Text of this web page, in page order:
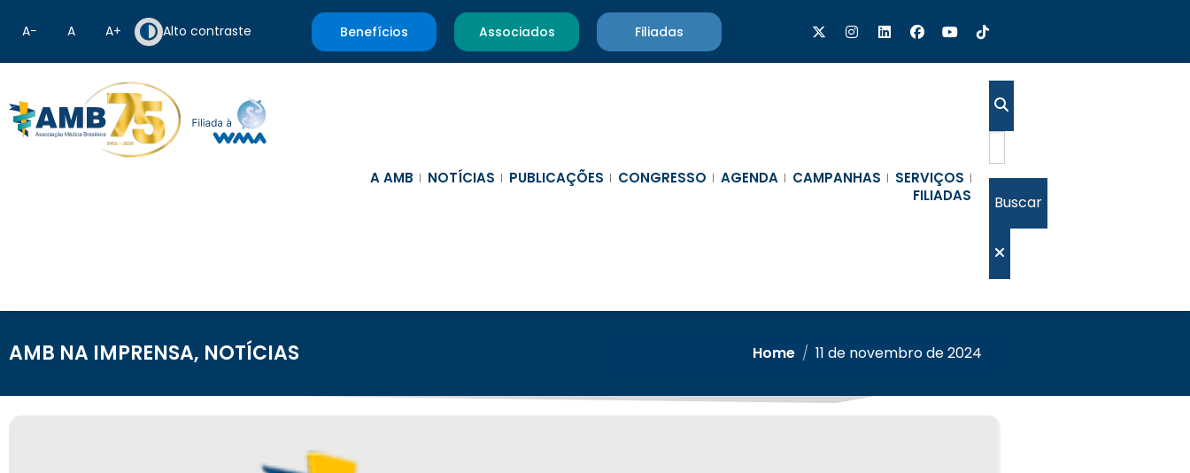
A− A A+ Alto contraste Benefícios Associados Filiadas
A AMB NOTÍCIAS PUBLICAÇÕES CONGRESSO AGENDA CAMPANHAS
SERVIÇOS
FILIADAS
Buscar
AMB NA IMPRENSA, NOTÍCIAS Home / 11 de novembro de 2024